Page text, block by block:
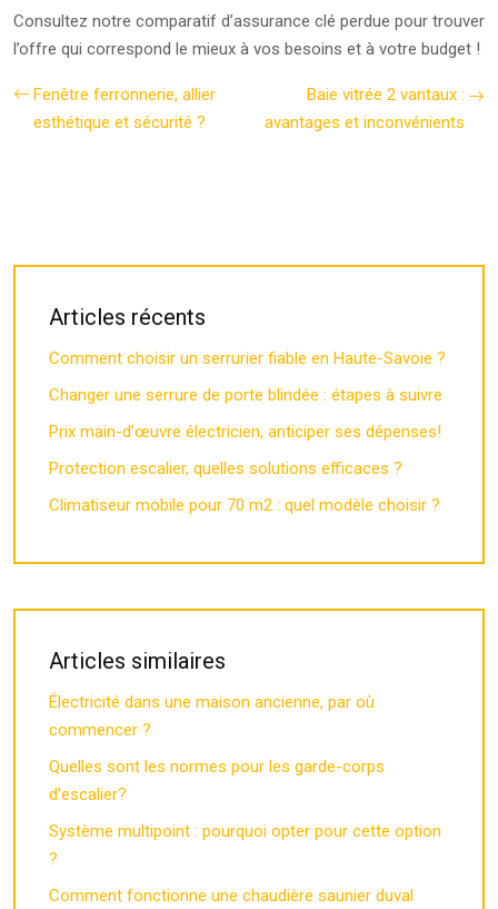
Consultez notre comparatif d’assurance clé perdue pour trouver
l’offre qui correspond le mieux à vos besoins et à votre budget !
Fenêtre ferronnerie, allier
esthétique et sécurité ?
Baie vitrée 2 vantaux :
avantages et inconvénients
Articles récents
Comment choisir un serrurier fiable en Haute-Savoie ?
Changer une serrure de porte blindée : étapes à suivre
Prix main-d’œuvre électricien, anticiper ses dépenses!
Protection escalier, quelles solutions efficaces ?
Climatiseur mobile pour 70 m2 : quel modèle choisir ?
Articles similaires
Électricité dans une maison ancienne, par où
commencer ?
Quelles sont les normes pour les garde-corps
d’escalier?
Système multipoint : pourquoi opter pour cette option
?
Comment fonctionne une chaudière saunier duval